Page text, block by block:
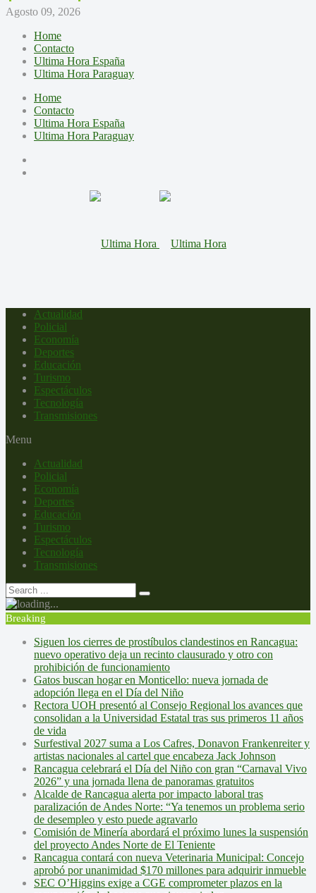
Agosto 09, 2026
Home
Contacto
Ultima Hora España
Ultima Hora Paraguay
Home
Contacto
Ultima Hora España
Ultima Hora Paraguay
Actualidad
Policial
Economía
Deportes
Educación
Turismo
Espectáculos
Tecnología
Transmisiones
Menu
Actualidad
Policial
Economía
Deportes
Educación
Turismo
Espectáculos
Tecnología
Transmisiones
Breaking
Siguen los cierres de prostíbulos clandestinos en Rancagua:
nuevo operativo deja un recinto clausurado y otro con
prohibición de funcionamiento
Gatos buscan hogar en Monticello: nueva jornada de
adopción llega en el Día del Niño
Rectora UOH presentó al Consejo Regional los avances que
consolidan a la Universidad Estatal tras sus primeros 11 años
de vida
Surfestival 2027 suma a Los Cafres, Donavon Frankenreiter y
artistas nacionales al cartel que encabeza Jack Johnson
Rancagua celebrará el Día del Niño con gran “Carnaval Vivo
2026” y una jornada llena de panoramas gratuitos
Alcalde de Rancagua alerta por impacto laboral tras
paralización de Andes Norte: “Ya tenemos un problema serio
de desempleo y esto puede agravarlo
Comisión de Minería abordará el próximo lunes la suspensión
del proyecto Andes Norte de El Teniente
Rancagua contará con nueva Veterinaria Municipal: Concejo
aprobó por unanimidad $170 millones para adquirir inmueble
SEC O’Higgins exige a CGE comprometer plazos en la